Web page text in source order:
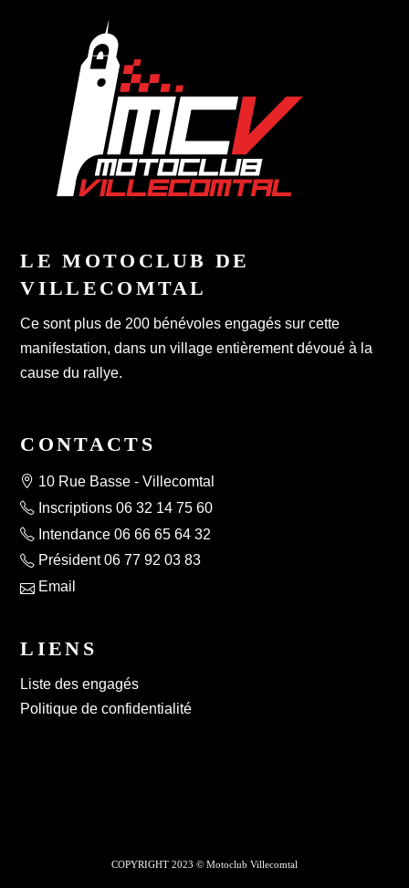
LE MOTOCLUB DE
VILLECOMTAL
Ce sont plus de 200 bénévoles engagés sur cette
manifestation, dans un village entièrement dévoué à la
cause du rallye.
CONTACTS
10 Rue Basse - Villecomtal
Inscriptions 06 32 14 75 60
Intendance 06 66 65 64 32
Président 06 77 92 03 83
Email
LIENS
Liste des engagés
Politique de confidentialité
COPYRIGHT 2023 © Motoclub Villecomtal